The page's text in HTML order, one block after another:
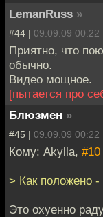
LemanRuss »
#44 | 09.09.09 00:22
Приятно, что
обычно.
Видео мощное.
[пытается про
Блюзмен »
#45 | 09.09.09 00:22
Кому: Akylla, #10
> Как положено
Это охуенно